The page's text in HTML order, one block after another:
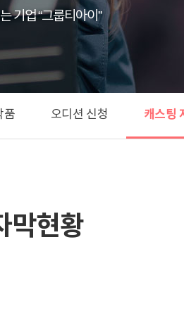
기업 “그룹티아이”
품 오디션 신청 캐스팅
막현황